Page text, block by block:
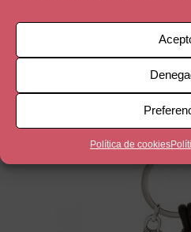
Política de cookies
Productos